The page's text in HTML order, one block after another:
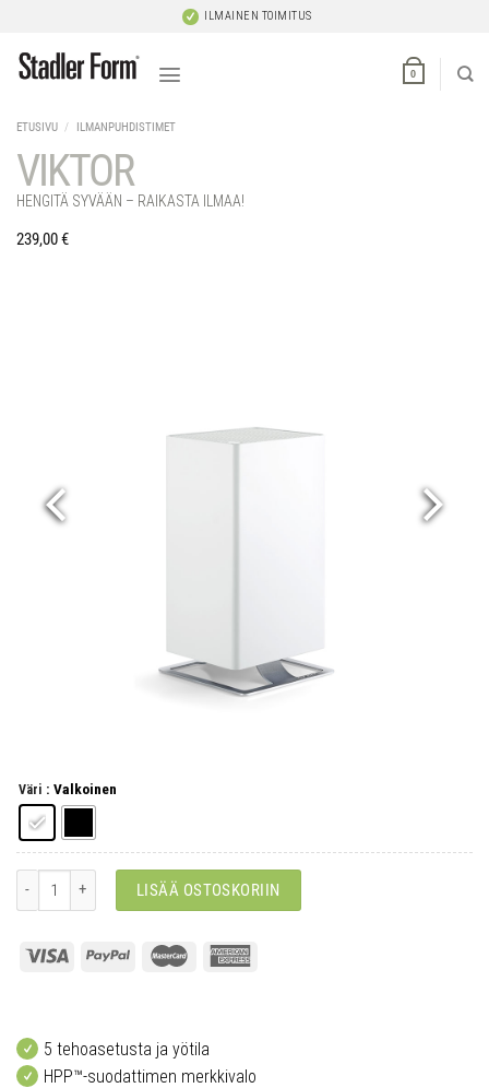
content
ILMAINEN TOIMITUS
0
ETUSIVU / ILMANPUHDISTIMET
VIKTOR
HENGITÄ SYVÄÄN – RAIKASTA ILMAA!
239,00€
Väri : Valkoinen
Viktor määrä
LISÄÄ OSTOSKORIIN
5 tehoasetusta ja yötila
HPP™-suodattimen merkkivalo